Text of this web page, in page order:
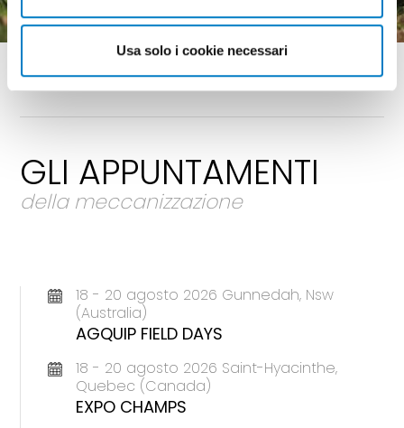
Usa solo i cookie necessari
GLI APPUNTAMENTI
della meccanizzazione
18 - 20 agosto 2026 Gunnedah, Nsw
(Australia)
AGQUIP FIELD DAYS
18 - 20 agosto 2026 Saint-Hyacinthe,
Quebec (Canada)
EXPO CHAMPS